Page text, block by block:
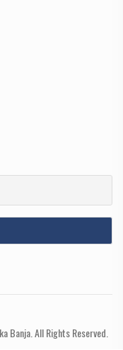
Banja. All Rights Reserved.